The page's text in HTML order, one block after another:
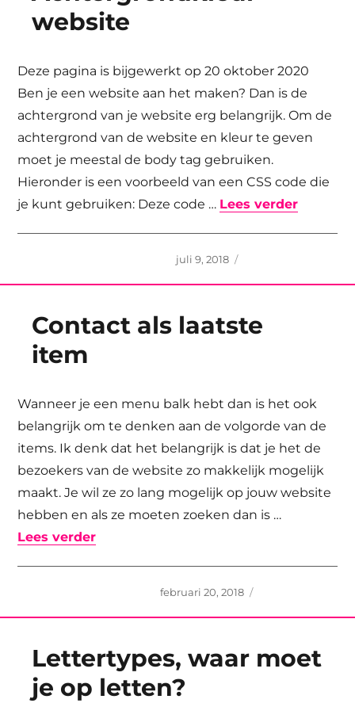
website
Deze pagina is bijgewerkt op 20 oktober 2020
Ben je een website aan het maken? Dan is de
achtergrond van je website erg belangrijk. Om de
achtergrond van de website en kleur te geven
moet je meestal de body tag gebruiken.
Hieronder is een voorbeeld van een CSS code die
je kunt gebruiken: Deze code … Lees verder
Geplaatst
juli 9, 2018
Contact als laatste
item
Wanneer je een menu balk hebt dan is het ook
belangrijk om te denken aan de volgorde van de
items. Ik denk dat het belangrijk is dat je het de
bezoekers van de website zo makkelijk mogelijk
maakt. Je wil ze zo lang mogelijk op jouw website
hebben en als ze moeten zoeken dan is …
Lees verder“Contact als laatste item”
Geplaatst
februari 20, 2018
Lettertypes, waar moet
je op letten?